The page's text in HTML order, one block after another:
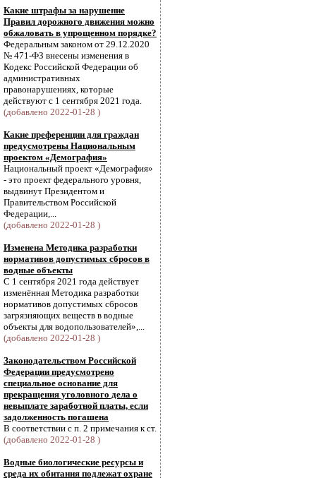
Какие штрафы за нарушение
Правил дорожного движения можно
обжаловать в упрощенном порядке?
Федеральным законом от 29.12.2020
№ 471-ФЗ внесены изменения в
Кодекс Российской Федерации об
административных
правонарушениях, которые
действуют с 1 сентября 2021 года.
(добавлено 2022-01-28 )
Какие преференции для граждан
предусмотрены Национальным
проектом «Демография»
Национальный проект «Демография»
- это проект федерального уровня,
выдвинут Президентом и
Правительством Российской
Федерации,...
(добавлено 2022-01-28 )
Изменена Методика разработки
нормативов допустимых сбросов в
водные объекты
С 1 сентября 2021 года действует
изменённая Методика разработки
нормативов допустимых сбросов
загрязняющих веществ в водные
объекты для водопользователей»,...
(добавлено 2022-01-28 )
Законодательством Российской
Федерации предусмотрено
специальное основание для
прекращения уголовного дела о
невыплате заработной платы, если
задолженность погашена
В соответствии с п. 2 примечания к ст.
(добавлено 2022-01-28 )
Водные биологические ресурсы и
среда их обитания подлежат охране